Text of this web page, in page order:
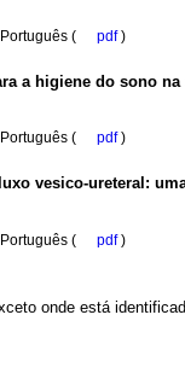
Português ( pdf)
a higiene do sono
Português ( pdf)
vesico-ureteral :
Português ( pdf)
onde está